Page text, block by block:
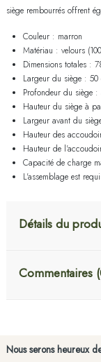
siège rembourrés offrent
Couleur : marron
Matériau : velours
Dimensions totales :
Largeur du siège : 50
Profondeur du siège :
Hauteur du siège à
Largeur avant du
Hauteur des
Hauteur de
Capacité de charge
L'assemblage est
Détails du
Commentaires
Nous serons heureux